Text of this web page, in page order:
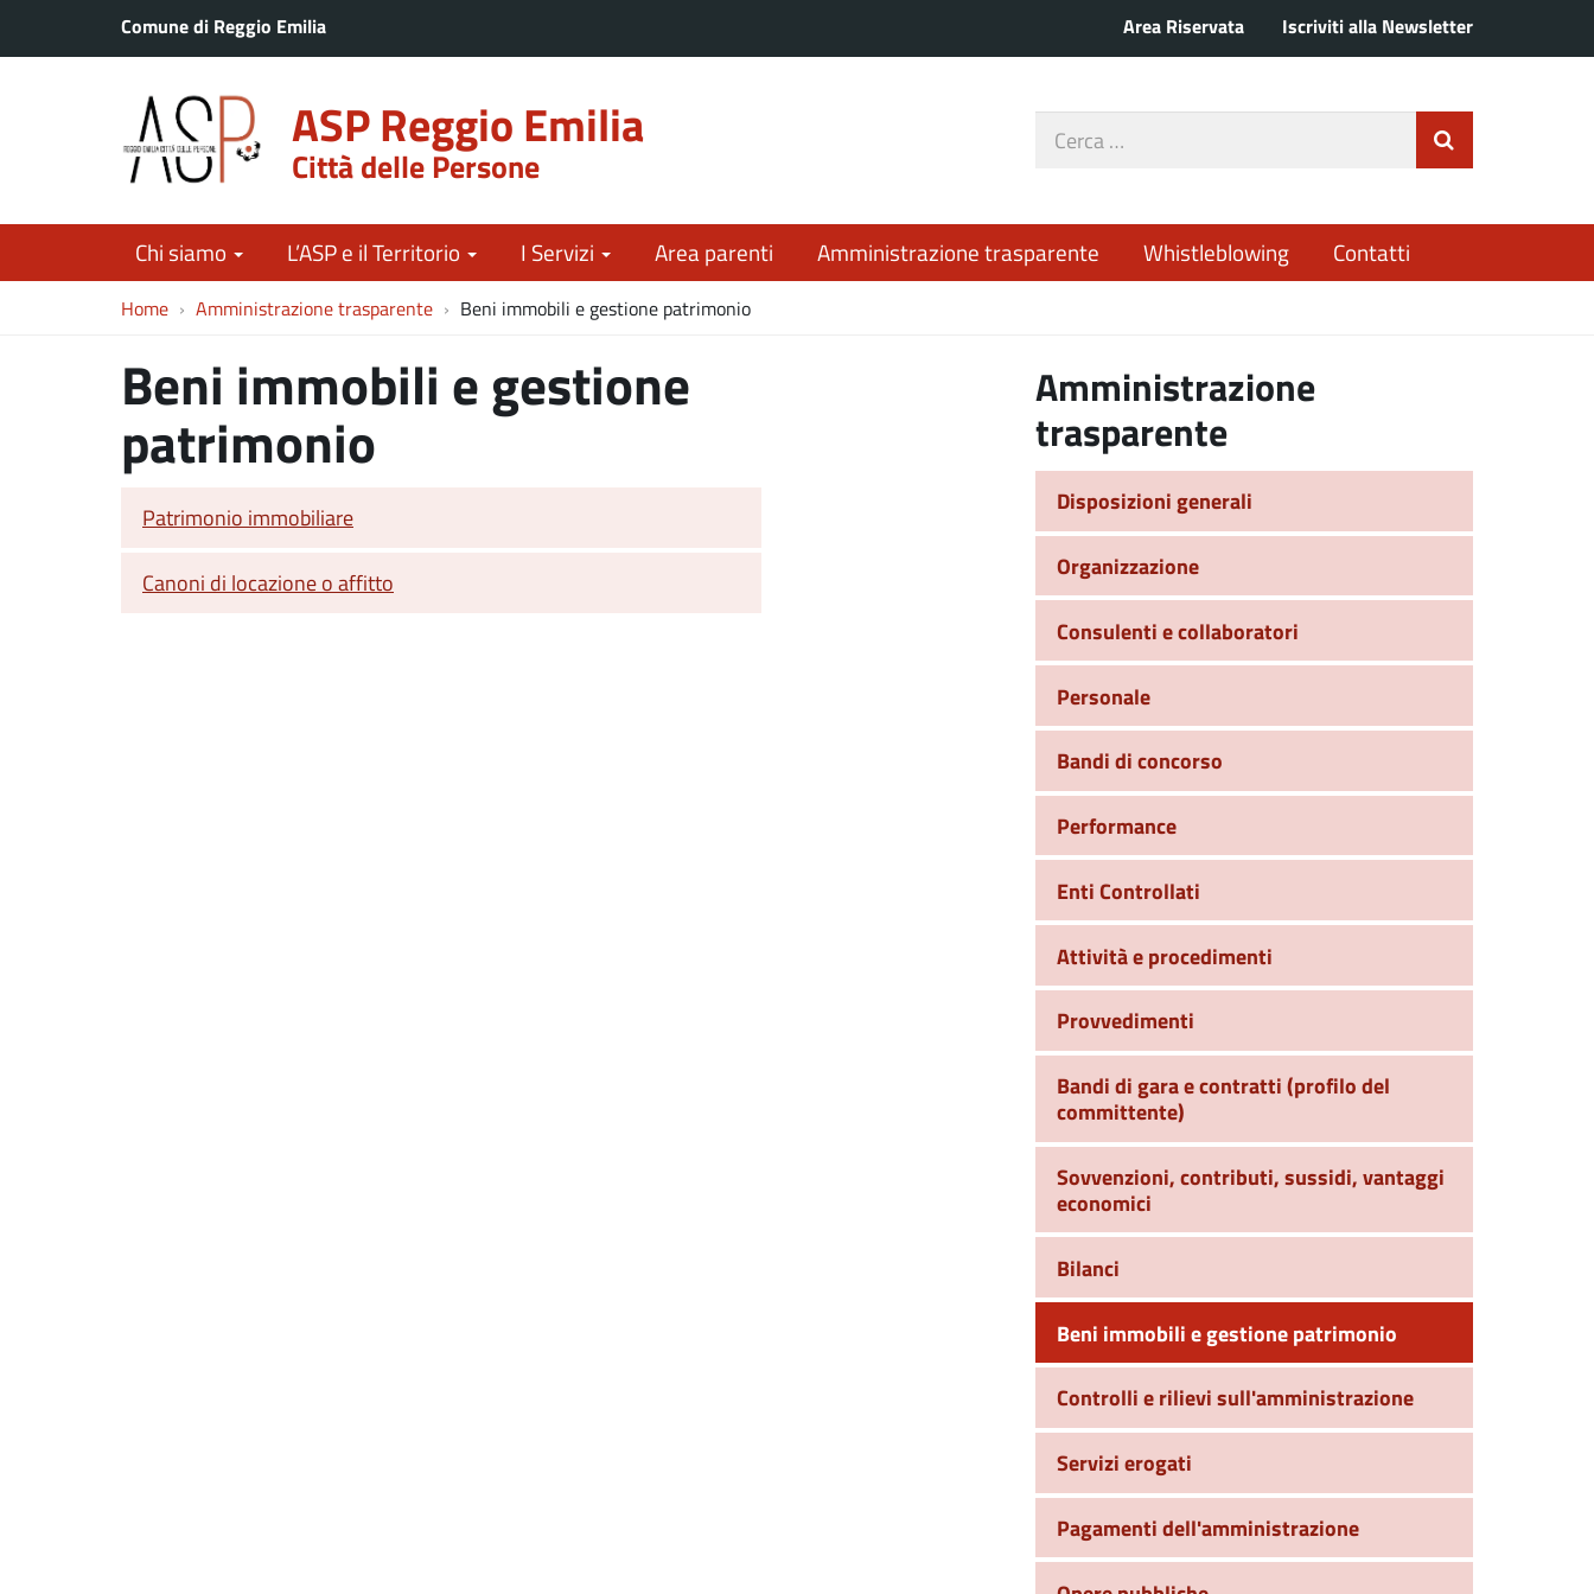
Comune di Reggio Emilia Area Riservata Iscriviti alla Newsletter
ASP Reggio Emilia
Città delle Persone
Cerca
Chi siamo L’ASP e il Territorio I Servizi Area parenti Amministrazione trasparente Whistleblowing Contatti
Home Amministrazione trasparente Beni immobili e gestione patrimonio
Beni immobili e gestione
patrimonio
Patrimonio immobiliare
Canoni di locazione o affitto
Amministrazione
trasparente
Disposizioni generali
Organizzazione
Consulenti e collaboratori
Personale
Bandi di concorso
Performance
Enti Controllati
Attività e procedimenti
Provvedimenti
Bandi di gara e contratti (profilo del
committente)
Sovvenzioni, contributi, sussidi, vantaggi
economici
Bilanci
Beni immobili e gestione patrimonio
Controlli e rilievi sull'amministrazione
Servizi erogati
Pagamenti dell'amministrazione